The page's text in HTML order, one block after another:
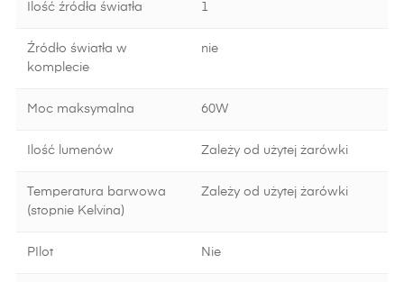
Ilość źródła światła 1
Źródło światła w
komplecie
nie
Moc maksymalna 60W
Ilość lumenów Zależy od użytej żarówki
Temperatura barwowa
(stopnie Kelvina)
Zależy od użytej żarówki
PIlot Nie